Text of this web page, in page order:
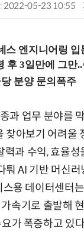
: 2022-05-23 10:55
스 엔지니어링 입
과 업무 분야를
찾아보기 어려울
과 수익, 효율성
퉈 AI 기반 머신러
용 데이터센터
속기로 출발해
가 폭증하고 있